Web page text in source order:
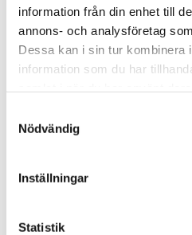
information från din enhet till
annons- och analysföretag
Dessa kan i sin tur kombinera
information som du har
Nödvändig
Inställningar
Statistik
Peter Asplund